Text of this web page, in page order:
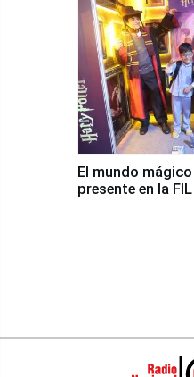
El mundo
presente en la